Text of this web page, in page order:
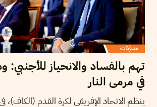
تهم بالفساد والانحياز للأجنبي:
في مرمى النار